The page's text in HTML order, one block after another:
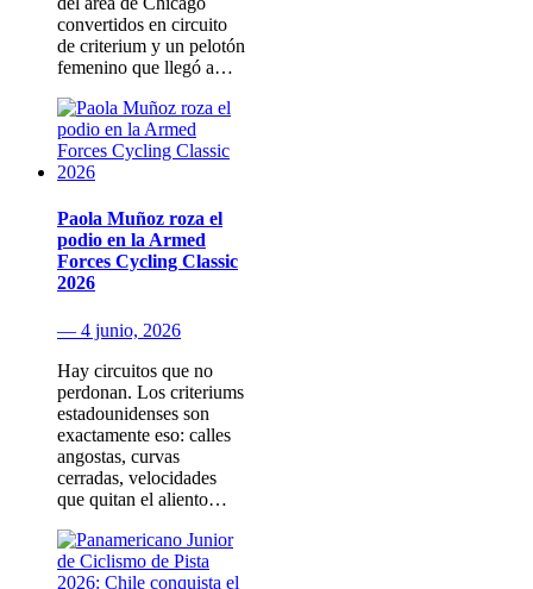
convertidos en circuito
de criterium y un pelotón
femenino que llegó a…
Paola Muñoz roza el
podio en la Armed
Forces Cycling Classic
2026
— 4 junio, 2026
Hay circuitos que no
perdonan. Los criteriums
estadounidenses son
exactamente eso: calles
angostas, curvas
cerradas, velocidades
que quitan el aliento…